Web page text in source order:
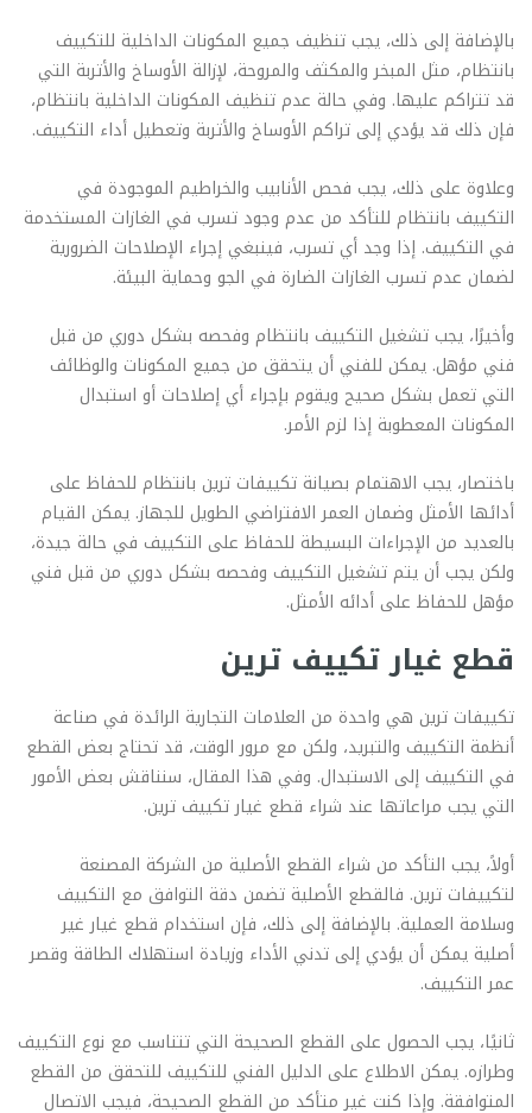
بالإضافة إلى ذلك، يجب تنظيف جميع المكونات الداخلية للتكييف
بانتظام، مثل المبخر والمكثف والمروحة، لإزالة الأوساخ والأتربة التي
قد تتراكم عليها. وفي حالة عدم تنظيف المكونات الداخلية بانتظام،
فإن ذلك قد يؤدي إلى تراكم الأوساخ والأتربة وتعطيل أداء التكييف.
وعلاوة على ذلك، يجب فحص الأنابيب والخراطيم الموجودة في
التكييف بانتظام للتأكد من عدم وجود تسرب في الغازات المستخدمة
في التكييف. إذا وجد أي تسرب، فينبغي إجراء الإصلاحات الضرورية
لضمان عدم تسرب الغازات الضارة في الجو وحماية البيئة.
وأخيرًا، يجب تشغيل التكييف بانتظام وفحصه بشكل دوري من قبل
فني مؤهل. يمكن للفني أن يتحقق من جميع المكونات والوظائف
التي تعمل بشكل صحيح ويقوم بإجراء أي إصلاحات أو استبدال
المكونات المعطوبة إذا لزم الأمر.
باختصار، يجب الاهتمام بصيانة تكييفات ترين بانتظام للحفاظ على
أدائها الأمثل وضمان العمر الافتراضي الطويل للجهاز. يمكن القيام
بالعديد من الإجراءات البسيطة للحفاظ على التكييف في حالة جيدة،
ولكن يجب أن يتم تشغيل التكييف وفحصه بشكل دوري من قبل فني
مؤهل للحفاظ على أدائه الأمثل.
قطع غيار تكييف ترين
تكييفات ترين هي واحدة من العلامات التجارية الرائدة في صناعة
أنظمة التكييف والتبريد، ولكن مع مرور الوقت، قد تحتاج بعض القطع
في التكييف إلى الاستبدال. وفي هذا المقال، سنناقش بعض الأمور
التي يجب مراعاتها عند شراء قطع غيار تكييف ترين.
أولاً، يجب التأكد من شراء القطع الأصلية من الشركة المصنعة
لتكييفات ترين. فالقطع الأصلية تضمن دقة التوافق مع التكييف
وسلامة العملية. بالإضافة إلى ذلك، فإن استخدام قطع غيار غير
أصلية يمكن أن يؤدي إلى تدني الأداء وزيادة استهلاك الطاقة وقصر
عمر التكييف.
ثانيًا، يجب الحصول على القطع الصحيحة التي تتناسب مع نوع التكييف
وطرازه. يمكن الاطلاع على الدليل الفني للتكييف للتحقق من القطع
المتوافقة. وإذا كنت غير متأكد من القطع الصحيحة، فيجب الاتصال